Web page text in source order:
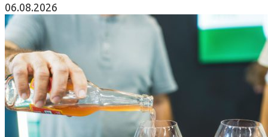
06.08.2026